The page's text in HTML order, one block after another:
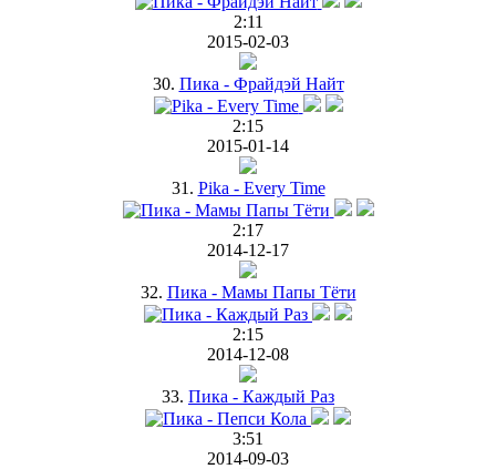
2:11
2015-02-03
30. Пика - Фрайдэй Найт
2:15
2015-01-14
31. Pika - Every Time
2:17
2014-12-17
32. Пика - Мамы Папы Тёти
2:15
2014-12-08
33. Пика - Каждый Раз
3:51
2014-09-03